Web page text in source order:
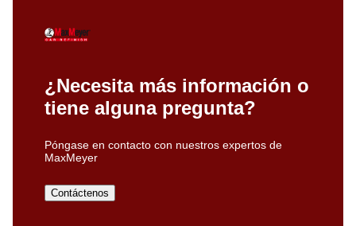
¿Necesita más información o
tiene alguna pregunta?
Póngase en contacto con nuestros expertos de
MaxMeyer
Contáctenos